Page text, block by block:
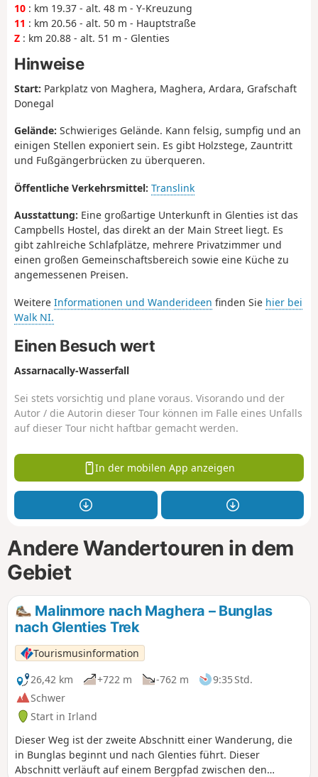
10 : km 19.37 - alt. 48 m - Y-Kreuzung
11 : km 20.56 - alt. 50 m - Hauptstraße
Z : km 20.88 - alt. 51 m - Glenties
Hinweise
Start: Parkplatz von Maghera, Maghera, Ardara, Grafschaft
Donegal
Gelände: Schwieriges Gelände. Kann felsig, sumpfig und an
einigen Stellen exponiert sein. Es gibt Holzstege, Zauntritt
und Fußgängerbrücken zu überqueren.
Öffentliche Verkehrsmittel: Translink
Ausstattung: Eine großartige Unterkunft in Glenties ist das
Campbells Hostel, das direkt an der Main Street liegt. Es
gibt zahlreiche Schlafplätze, mehrere Privatzimmer und
einen großen Gemeinschaftsbereich sowie eine Küche zu
angemessenen Preisen.
Weitere Informationen und Wanderideen finden Sie hier bei
Walk NI.
Einen Besuch wert
Assarnacally-Wasserfall
Sei stets vorsichtig und plane voraus. Visorando und der
Autor / die Autorin dieser Tour können im Falle eines Unfalls
auf dieser Tour nicht haftbar gemacht werden.
In der mobilen App anzeigen
Andere Wandertouren in dem
Gebiet
Malinmore nach Maghera – Bunglas
nach Glenties Trek
Tourismusinformation
26,42 km
+722 m -762 m
9:35 Std.
Schwer
Start in Irland
Dieser Weg ist der zweite Abschnitt einer Wanderung, die
in Bunglas beginnt und nach Glenties führt. Dieser
Abschnitt verläuft auf einem Bergpfad zwischen den